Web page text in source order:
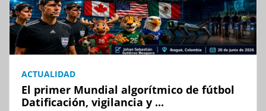
ACTUALIDAD
El primer Mundial algorítmico de fútbol
Datificación, vigilancia y ...